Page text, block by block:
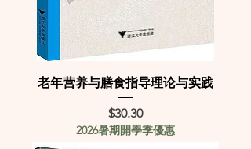
老年营养与膳食指导理论与实践
Price
$30.30
2026暑期開學季優惠